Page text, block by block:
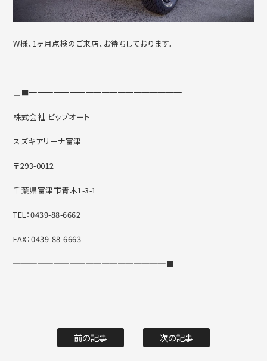
W様、1ヶ月点検のご来店、お待ちしております。
□■━━━━━━━━━━━━━━━━━━━
株式会社 ビップオート
スズキアリーナ富津
〒293-0012
千葉県富津市青木1-3-1
TEL：0439-88-6662
FAX：0439-88-6663
━━━━━━━━━━━━━━━━━━━■□
前の記事 次の記事